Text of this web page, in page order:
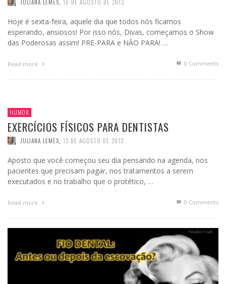
JULIANA LEMES 16 DE AGOSTO DE 2013
Hoje é sexta-feira, aquele dia que todos nós ficamos
esperando, ansiosos! Por isso nós, Divas, começamos o Show
das Poderosas assim! PRE-PARA e NÃO PARA! …
Read more 0 Comments
HUMOR
EXERCÍCIOS FÍSICOS PARA DENTISTAS
JULIANA LEMES 12 DE AGOSTO DE 2013
Aposto que você começou seu dia pensando na agenda, nos
pacientes que precisam pagar, nos tratamentos a serem
executados e no trabalho que o protético, …
Read more 0 Comments